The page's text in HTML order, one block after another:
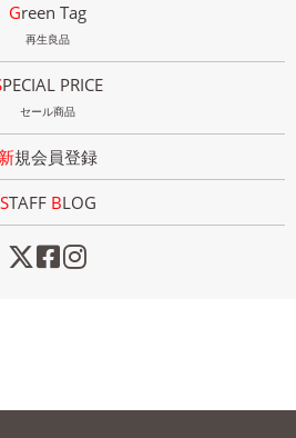
Green Tag
再生良品
SPECIAL PRICE
セール商品
新規会員登録
STAFF BLOG